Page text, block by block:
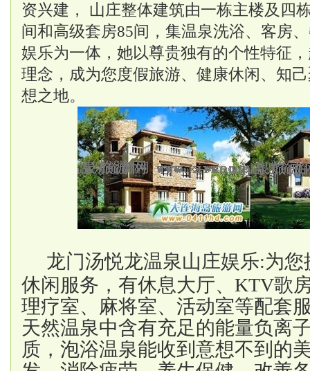
资兴建， 山庄整体建筑由一栋主楼及四
间和高级套房85间，集温泉洗浴、客房
娱乐为一体，她以尊贵独有的个性特征
理念，成为您度假旅游、健康休闲、知
想之地。
龙门汤悦龙温泉山庄娱乐:为您
休闲服务，有休息大厅、 KTV歌
理疗室、麻将室、活动室等配套
天然温泉中含有充足的能量负离
质，泡浴温泉能收到意想不到的